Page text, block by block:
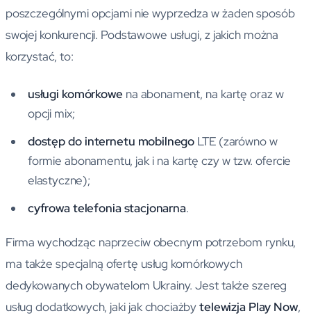
poszczególnymi opcjami nie wyprzedza w żaden sposób
swojej konkurencji. Podstawowe usługi, z jakich można
korzystać, to:
usługi komórkowena abonament, na kartę oraz w
opcji mix;
dostęp do internetu mobilnego LTE (zarówno w
formie abonamentu, jak i na kartę czy w tzw. ofercie
elastyczne);
cyfrowa telefonia stacjonarna.
Firma wychodząc naprzeciw obecnym potrzebom rynku,
ma także specjalną ofertę usług komórkowych
dedykowanych obywatelom Ukrainy. Jest także szereg
usług dodatkowych, jaki jak chociażbytelewizja Play Now,